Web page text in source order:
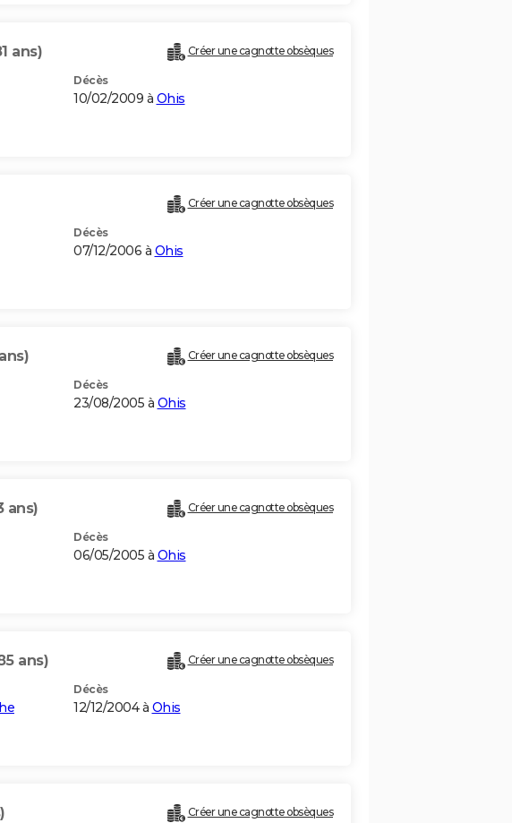
ans) Créer une cagnotte obsèques
Décès
10/02/2009 à Ohis
Créer une cagnotte obsèques
Décès
07/12/2006 à Ohis
Créer une cagnotte obsèques
Décès
23/08/2005 à Ohis
ans) Créer une cagnotte obsèques
Décès
06/05/2005 à Ohis
ans) Créer une cagnotte obsèques
Décès
12/12/2004 à Ohis
Créer une cagnotte obsèques